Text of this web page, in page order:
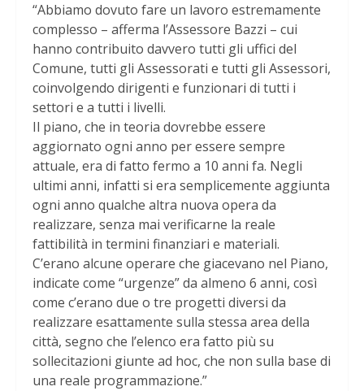
“Abbiamo dovuto fare un lavoro estremamente
complesso – afferma l’Assessore Bazzi – cui
hanno contribuito davvero tutti gli uffici del
Comune, tutti gli Assessorati e tutti gli Assessori,
coinvolgendo dirigenti e funzionari di tutti i
settori e a tutti i livelli.
Il piano, che in teoria dovrebbe essere
aggiornato ogni anno per essere sempre
attuale, era di fatto fermo a 10 anni fa. Negli
ultimi anni, infatti si era semplicemente aggiunta
ogni anno qualche altra nuova opera da
realizzare, senza mai verificarne la reale
fattibilità in termini finanziari e materiali.
C’erano alcune operare che giacevano nel Piano,
indicate come “urgenze” da almeno 6 anni, così
come c’erano due o tre progetti diversi da
realizzare esattamente sulla stessa area della
città, segno che l’elenco era fatto più su
sollecitazioni giunte ad hoc, che non sulla base di
una reale programmazione.”